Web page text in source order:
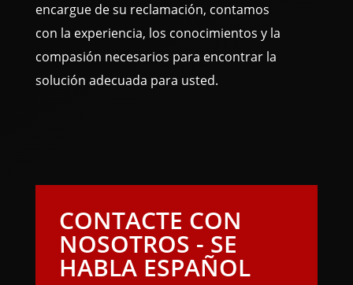
encargue de su reclamación, contamos
con la experiencia, los conocimientos y la
compasión necesarios para encontrar la
solución adecuada para usted.
CONTACTE CON
NOSOTROS - SE
HABLA ESPAÑOL